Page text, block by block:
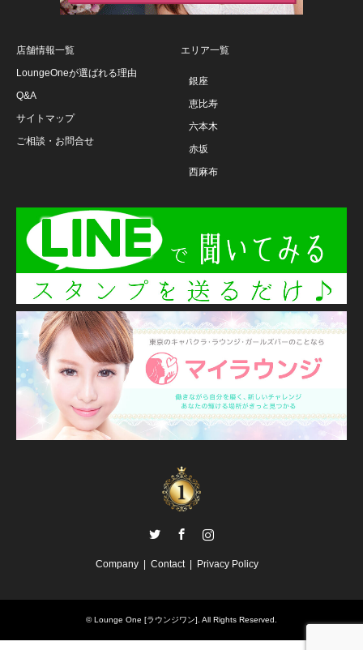
店舗情報一覧
LoungeOneが選ばれる理由
Q&A
サイトマップ
ご相談・お問合せ
エリア一覧
銀座
恵比寿
六本木
赤坂
西麻布
Company Contact Privacy Policy
©Lounge One [ラウンジワン]. All Rights Reserved.